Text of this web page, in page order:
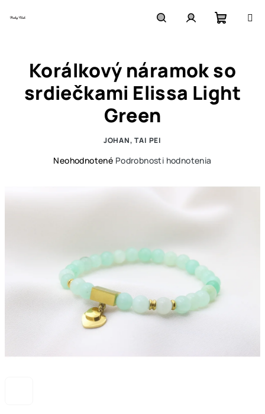
košík
Korálkový náramok so
srdiečkami Elissa Light
Green
JOHAN, TAI PEI
Priemerné
Neohodnotené Podrobnosti hodnotenia